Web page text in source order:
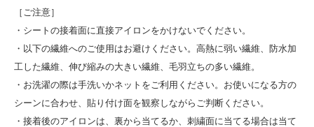
［ご注意］
・シートの接着面に直接アイロンをかけないでください。
・以下の繊維へのご使用はお避けください。高熱に弱い繊維、防水加
工した繊維、伸び縮みの大きい繊維、毛羽立ちの多い繊維。
・お洗濯の際は手洗いかネットをご利用ください。お使いになる方の
シーンに合わせ、貼り付け面を観察しながらご判断ください。
・接着後のアイロンは、裏から当てるか、刺繍面に当てる場合は当て